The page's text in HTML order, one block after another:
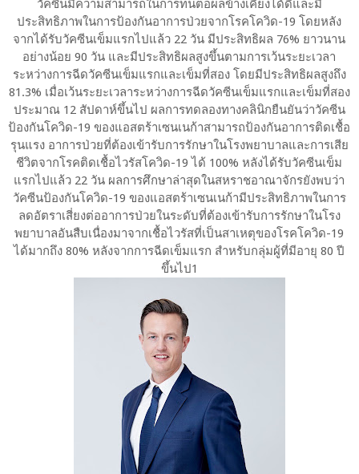
วัคซีนมีความสามารถในการทนต่อผลข้างเคียงได้ดีและมี
ประสิทธิภาพในการป้องกันอาการป่วยจากโรคโควิด-19 โดยหลัง
จากได้รับวัคซีนเข็มแรกไปแล้ว 22 วัน มีประสิทธิผล 76% ยาวนาน
อย่างน้อย 90 วัน และมีประสิทธิผลสูงขึ้นตามการเว้นระยะเวลา
ระหว่างการฉีดวัคซีนเข็มแรกและเข็มที่สอง โดยมีประสิทธิผลสูงถึง
81.3% เมื่อเว้นระยะเวลาระหว่างการฉีดวัคซีนเข็มแรกและเข็มที่สอง
ประมาณ 12 สัปดาห์ขึ้นไป ผลการทดลองทางคลินิกยืนยันว่าวัคซีน
ป้องกันโควิด-19 ของแอสตร้าเซนเนก้าสามารถป้องกันอาการติดเชื้อ
รุนแรง อาการป่วยที่ต้องเข้ารับการรักษาในโรงพยาบาลและการเสีย
ชีวิตจากโรคติดเชื้อไวรัสโควิด-19 ได้ 100% หลังได้รับวัคซีนเข็ม
แรกไปแล้ว 22 วัน ผลการศึกษาล่าสุดในสหราชอาณาจักรยังพบว่า
วัคซีนป้องกันโควิด-19 ของแอสตร้าเซนเนก้ามีประสิทธิภาพในการ
ลดอัตราเสี่ยงต่ออาการป่วยในระดับที่ต้องเข้ารับการรักษาในโรง
พยาบาลอันสืบเนื่องมาจากเชื้อไวรัสที่เป็นสาเหตุของโรคโควิด-19
ได้มากถึง 80% หลังจากการฉีดเข็มแรก สำหรับกลุ่มผู้ที่มีอายุ 80 ปี
ขึ้นไป1